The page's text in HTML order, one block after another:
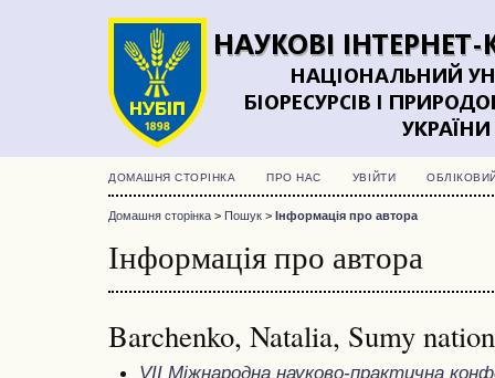
ДОМАШНЯ СТОРІНКА ПРО НАС УВІЙТИ
Домашня сторінка > Пошук > Інформація про автора
Інформація про автора
Barchenko, Natalia, Sumy
VII Міжнародна науково-практична